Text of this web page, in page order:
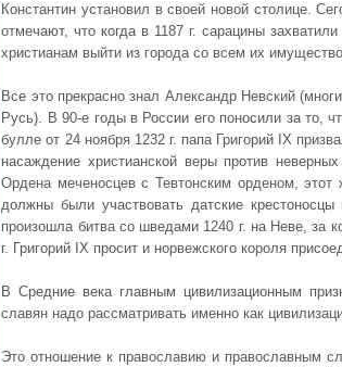
Константин установил в своей новой столице.
отмечают, что когда в 1187 г. сарацины
христианам выйти из города со всем их
Все это прекрасно знал Александр Невский
Русь). В 90-е годы в России его поносили за то,
булле от 24 ноября 1232 г. папа Григорий IX
насаждение христианской веры против
Ордена меченосцев с Тевтонским орденом, этот
должны были участвовать датские
произошла битва со шведами 1240 г. на Неве, за
г. Григорий IX просит и норвежского короля
В Средние века главным цивилизационным
славян надо рассматривать именно как
Это отношение к православию и православным